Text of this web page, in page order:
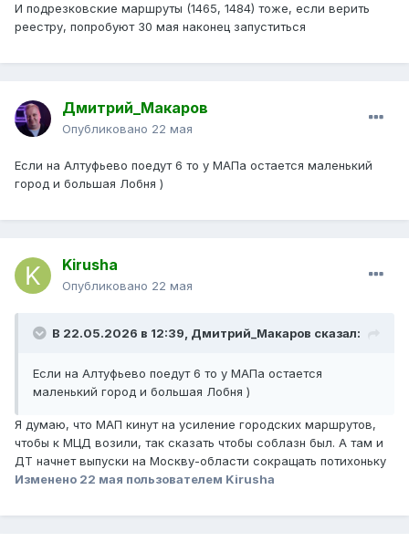
И подрезковские маршруты (1465, 1484) тоже, если верить
реестру, попробуют 30 мая наконец запуститься
Дмитрий_Макаров
Опубликовано 22 мая
Если на Алтуфьево поедут 6 то у МАПа остается маленький
город и большая Лобня )
Kirusha
Опубликовано 22 мая
В 22.05.2026 в 12:39, Дмитрий_Макаров сказал:
Если на Алтуфьево поедут 6 то у МАПа остается
маленький город и большая Лобня )
Я думаю, что МАП кинут на усиление городских маршрутов,
чтобы к МЦД возили, так сказать чтобы соблазн был. А там и
ДТ начнет выпуски на Москву-области сокращать потихоньку
Изменено 22 мая пользователем Kirusha